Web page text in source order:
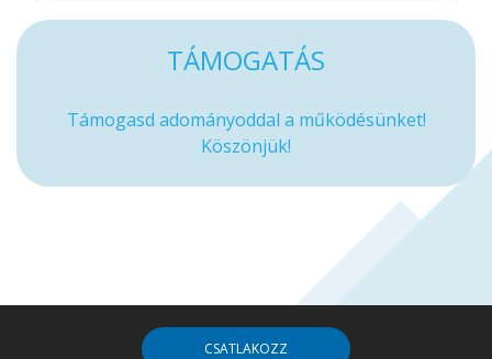
TÁMOGATÁS
Támogasd adományoddal a működésünket!
Köszönjük!
CSATLAKOZZ